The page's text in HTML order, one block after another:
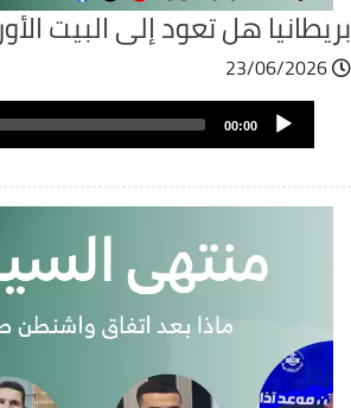
هل تعود إلى البيت
23/06/2026
ملفAudio
Player
00:00